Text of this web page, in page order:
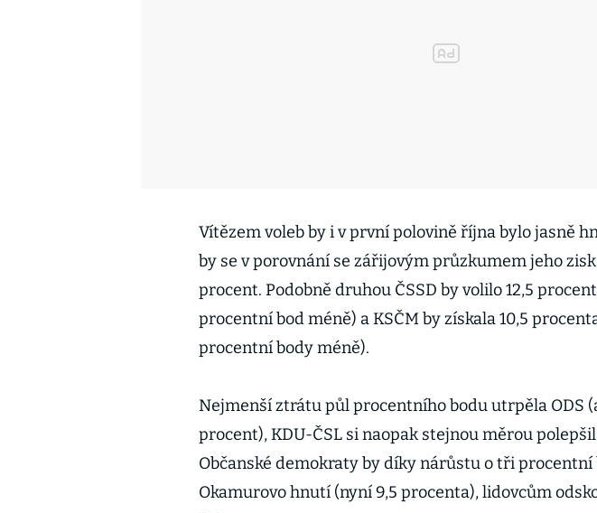
Vítězem voleb by i v první polovině října bylo jasně
by se v porovnání se zářijovým průzkumem jeho zisk
procent. Podobně druhou ČSSD by volilo 12,5
procentní bod méně) a KSČM by získala 10,5
procentní body méně).
Nejmenší ztrátu půl procentního bodu utrpěla ODS
procent), KDU-ČSL si naopak stejnou měrou
Občanské demokraty by díky nárůstu o tři
Okamurovo hnutí (nyní 9,5 procenta), lidovcům